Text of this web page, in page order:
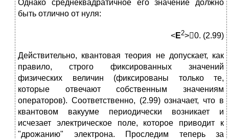
Однако среднеквадратичное его значение должно
быть отлично от нуля:
<E2>0. (2.99)
Действительно, квантовая теория не допускает, как
правило, строго фиксированных значений
физических величин (фиксированы только те,
которые отвечают собственным значениям
операторов). Соответственно, (2.99) означает, что в
квантовом вакууме периодически возникает и
исчезает электрическое поле, которое приводит к
"дрожанию" электрона. Проследим теперь за